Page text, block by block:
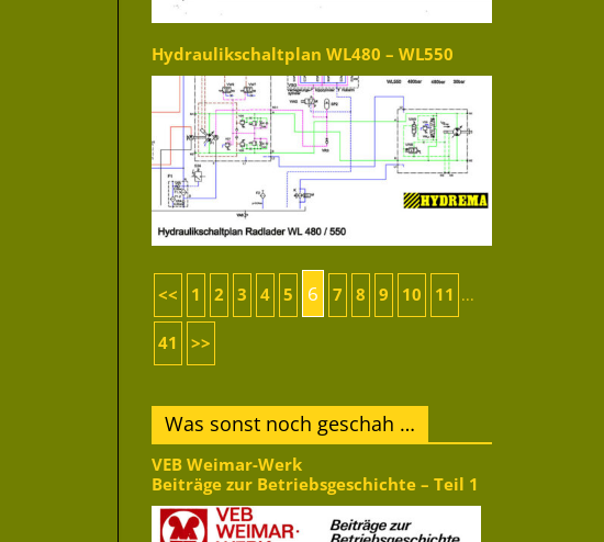
Hydraulikschaltplan WL480 – WL550
<< 1 2 3 4 5 6 7 8 9 10 11 ...
41 >>
Was sonst noch geschah …
VEB Weimar-Werk
Beiträge zur Betriebsgeschichte – Teil 1